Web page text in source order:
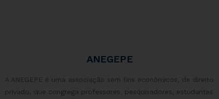
ANEGEPE
A ANEGEPE é uma associação sem fins econômicos, de direito
privado, que congrega professores, pesquisadores, estudantes